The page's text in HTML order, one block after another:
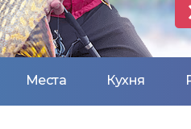
Места Кухня